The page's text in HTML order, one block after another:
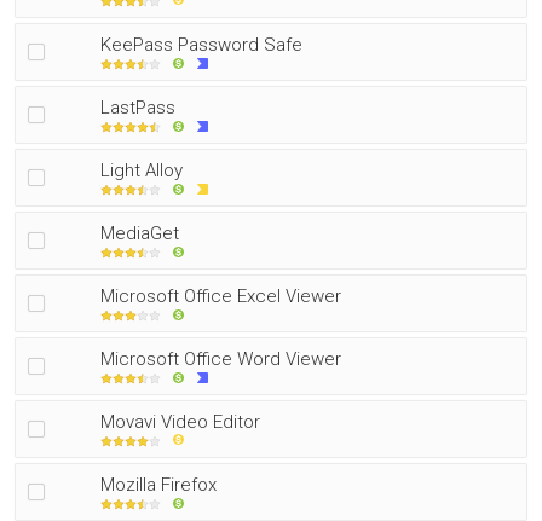
KeePass Password Safe
LastPass
Light Alloy
MediaGet
Microsoft Office Excel Viewer
Microsoft Office Word Viewer
Movavi Video Editor
Mozilla Firefox